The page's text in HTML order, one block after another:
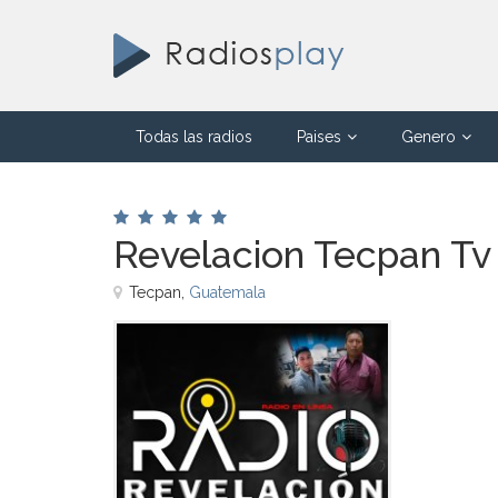
Todas las radios Paises Genero
Revelacion Tecpan Tv
Tecpan, Guatemala